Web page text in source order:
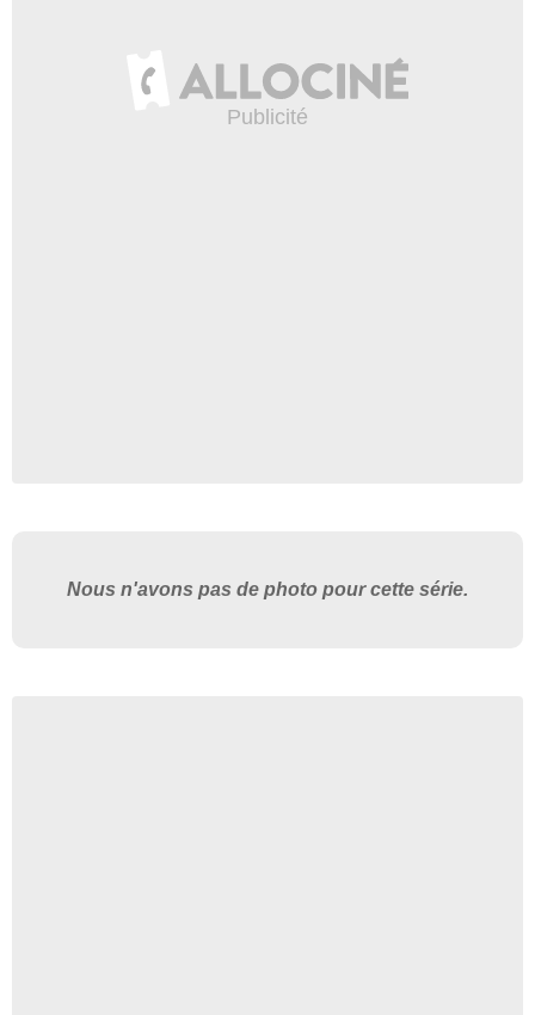
Nous n'avons pas de photo pour cette série.